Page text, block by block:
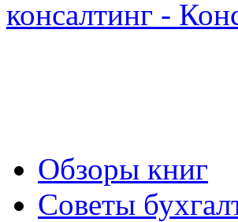
Обзоры книг
Советы